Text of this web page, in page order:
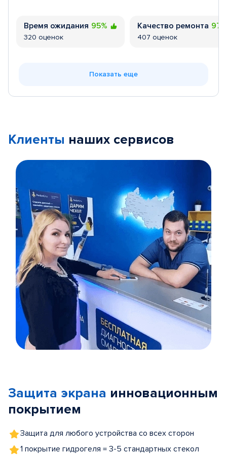
Время ожидания 95%
320 оценок
Качество ремонта
407 оценок
Показать еще
Клиенты наших сервисов
5
Защита экрана инновационным
покрытием
Защита для любого устройства со всех сторон
1 покрытие гидрогеля = 3-5 стандартных стекол